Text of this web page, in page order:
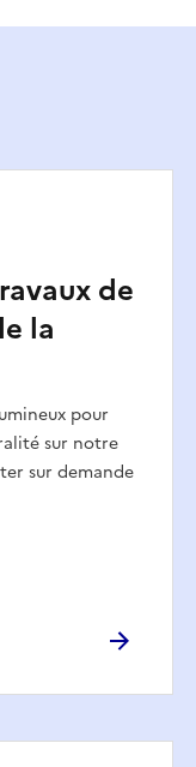
de
la
pour
sur notre
sur demande